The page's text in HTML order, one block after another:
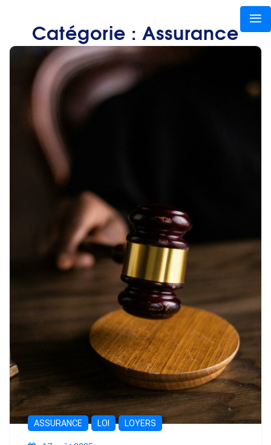
Catégorie : Assurance
ASSURANCE LOI LOYERS